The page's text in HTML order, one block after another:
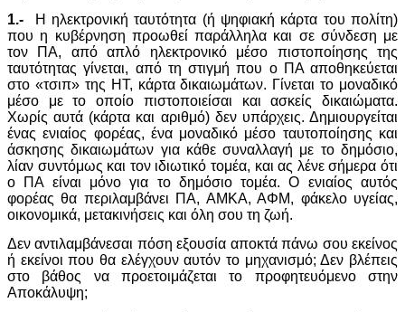
1.- Η ηλεκτρονική ταυτότητα (ή ψηφιακή κάρτα του πολίτη)
που η κυβέρνηση προωθεί παράλληλα και σε σύνδεση με
τον ΠΑ, από απλό ηλεκτρονικό μέσο πιστοποίησης της
ταυτότητας γίνεται, από τη στιγμή που ο ΠΑ αποθηκεύεται
στο «τσιπ» της ΗΤ, κάρτα δικαιωμάτων. Γίνεται το μοναδικό
μέσο με το οποίο πιστοποιείσαι και ασκείς δικαιώματα.
Χωρίς αυτά (κάρτα και αριθμό) δεν υπάρχεις. Δημιουργείται
ένας ενιαίος φορέας, ένα μοναδικό μέσο ταυτοποίησης και
άσκησης δικαιωμάτων για κάθε συναλλαγή με το δημόσιο,
λίαν συντόμως και τον ιδιωτικό τομέα, και ας λένε σήμερα ότι
ο ΠΑ είναι μόνο για το δημόσιο τομέα. Ο ενιαίος αυτός
φορέας θα περιλαμβάνει ΠΑ, ΑΜΚΑ, ΑΦΜ, φάκελο υγείας,
οικονομικά, μετακινήσεις και όλη σου τη ζωή.
Δεν αντιλαμβάνεσαι πόση εξουσία αποκτά πάνω σου εκείνος
ή εκείνοι που θα ελέγχουν αυτόν το μηχανισμό; Δεν βλέπεις
στο βάθος να προετοιμάζεται το προφητευόμενο στην
Αποκάλυψη;